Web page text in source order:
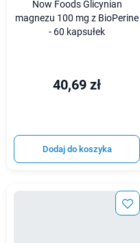
Now Foods Glicynian
magnezu 100 mg z BioPerine
- 60 kapsułek
40,69 zł
Dodaj do koszyka